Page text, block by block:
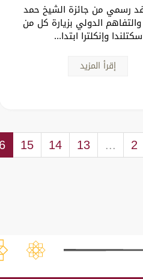
رسمي من جائزة الشيخ حمد
والتفاهم الدولي بزيارة كل من
وإنكلترا ابتدا...
إقرأ المزيد
2
...
13
14
15